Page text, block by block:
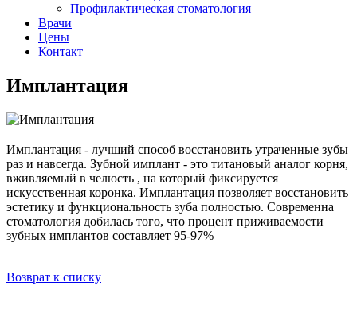
Профилактическая стоматология
Врачи
Цены
Контакт
Имплантация
Имплантация - лучший способ восстановить утраченные зубы
раз и навсегда. Зубной имплант - это титановый аналог корня,
вживляемый в челюсть , на который фиксируется
искусственная коронка. Имплантация позволяет восстановить
эстетику и функциональность зуба полностью. Современна
стоматология добилась того, что процент приживаемости
зубных имплантов составляет 95-97%
Возврат к списку